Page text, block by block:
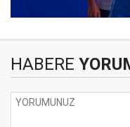
HABERE